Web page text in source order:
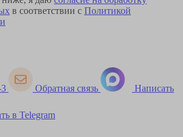
в соответствии с Политикой
Обратная связь Написать
в Telegram